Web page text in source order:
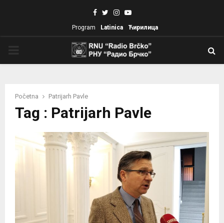
Facebook
TwitterInstagram
Youtube
Program Latinica Ћирилица
Početna Patrijarh Pavle
Tag : Patrijarh Pavle